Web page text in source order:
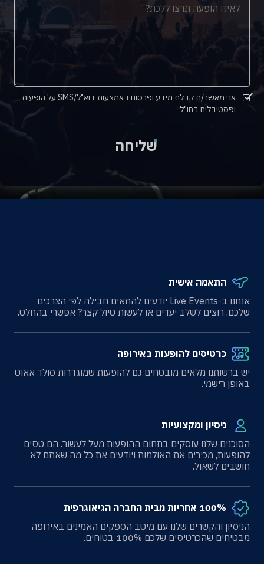
אני מאשר/ת קבלת מידע ופרסום באמצעות דוא"ל/SMS על הופעות
ופסטיבלים בחו"ל
שליחה
התאמה אישית
אנחנו ב-Live Events יודעים להתאים חבילה לפי הצרכים
שלכם. רוצים לשלב יעדים או לעשות טיול קצר? אפשרי בהחלט.
כרטיסים להופעות באירופה
יש ברשותנו מלאים מובטחים גם להופעות שמוגדרות סולד אאוט
באופן רישמי.
ניסיון ומקצועיות
הסוכנים שלנו עוסקים בתחום ההופעות מעל לעשור. הם טסים
להופעות, מכירים את האולמות ויודעים את כל מה שאתם לא
חושבים לשאול.
100% אחריות מבית החברה הגיאוגרפית
הניסיון והקשרים שלנו עם מיטב הספקים האמינים באירופה
מבטיחים שהכרטיסים שלכם 100% בטוחים.